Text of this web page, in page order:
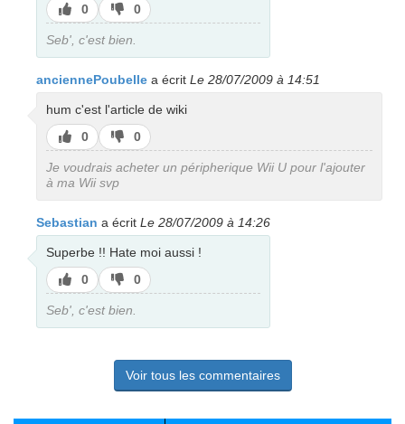
J’aime
0
J’aime
pas
0
Seb', c'est bien.
anciennePoubelle a écrit Le 28/07/2009 à 14:51
hum c'est l'article de wiki
J’aime
0
J’aime
pas
0
Je voudrais acheter un péripherique Wii U pour l'ajouter
à ma Wii svp
Sebastian a écrit Le 28/07/2009 à 14:26
Superbe !! Hate moi aussi !
J’aime
0
J’aime
pas
0
Seb', c'est bien.
Voir tous les commentaires